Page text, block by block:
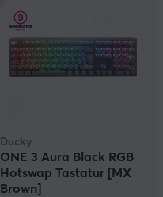
Ducky
ONE 3 Aura Black RGB
Hotswap Tastatur [MX
Brown]